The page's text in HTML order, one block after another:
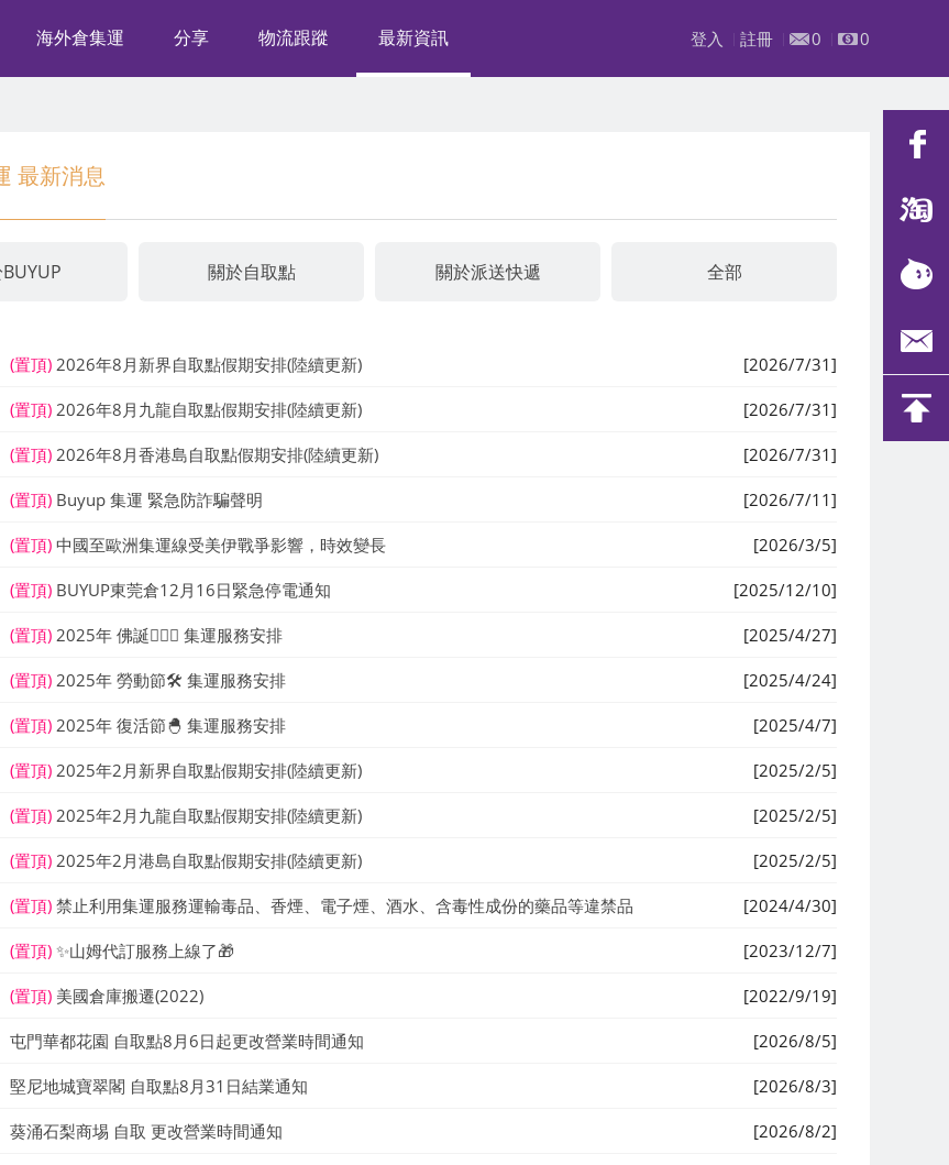
海外倉集運 分享 物流跟蹤 最新資訊 登入 註冊 0 0
最新消息
關於自取點 關於派送快遞 全部
(置頂) 2026年8月新界自取點假期安排(陸續更新) [2026/7/31]
(置頂) 2026年8月九龍自取點假期安排(陸續更新) [2026/7/31]
(置頂) 2026年8月香港島自取點假期安排(陸續更新) [2026/7/31]
(置頂) Buyup 集運 緊急防詐騙聲明 [2026/7/11]
(置頂) 中國至歐洲集運線受美伊戰爭影響，時效變長 [2026/3/5]
(置頂) BUYUP東莞倉12月16日緊急停電通知 [2025/12/10]
(置頂) 2025年 佛誕🧘🏻‍♂️ 集運服務安排 [2025/4/27]
(置頂) 2025年 勞動節🛠️ 集運服務安排 [2025/4/24]
(置頂) 2025年 復活節🐣 集運服務安排 [2025/4/7]
(置頂) 2025年2月新界自取點假期安排(陸續更新) [2025/2/5]
(置頂) 2025年2月九龍自取點假期安排(陸續更新) [2025/2/5]
(置頂) 2025年2月港島自取點假期安排(陸續更新) [2025/2/5]
(置頂) 禁止利用集運服務運輸毒品、香煙、電子煙、酒水、含毒性成份的藥品等違禁品 [2024/4/30]
(置頂) ✨山姆代訂服務上線了🎁 [2023/12/7]
(置頂) 美國倉庫搬遷(2022) [2022/9/19]
屯門華都花園 自取點8月6日起更改營業時間通知 [2026/8/5]
堅尼地城寶翠閣 自取點8月31日結業通知 [2026/8/3]
葵涌石梨商埸 自取 更改營業時間通知 [2026/8/2]